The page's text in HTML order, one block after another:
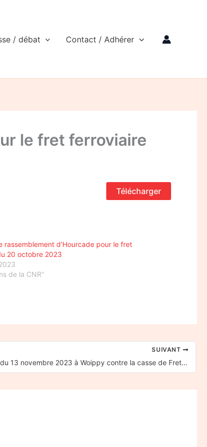
/ débat Contact / Adhérer
le fret ferroviaire
Télécharger
rassemblement d’Hourcade pour le fret
20 octobre 2023
de la CNR"
SUIVANT
Rassemblement du 13 novembre 2023 à Woippy contre la casse de Fret SNCF : le compte rendu des cheminots CGT